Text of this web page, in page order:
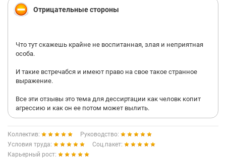
Отрицательные стороны
Что тут скажешь крайне не воспитанная, злая и неприятная
особа.
И такие встречабся и имеют право на свое такое странное
выражение.
Все эти отзывы это тема для дессиртации как человк копит
агрессию и как он ее потом может вылить.
Коллектив:
Руководство:
Условия труда:
Соц.пакет:
Карьерный рост: